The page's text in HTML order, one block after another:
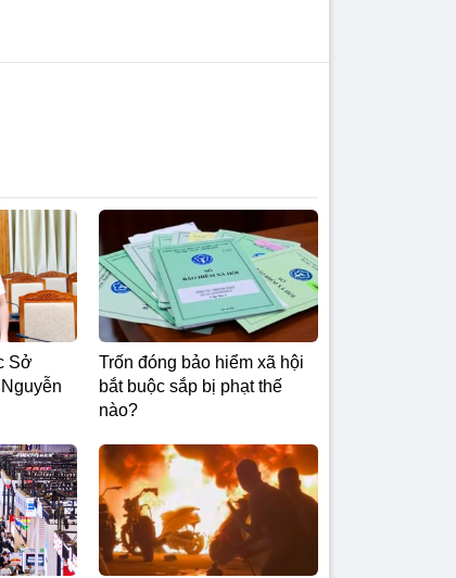
Sở
Trốn đóng bảo hiểm xã hội
bắt buộc sắp bị phạt thế
nào?